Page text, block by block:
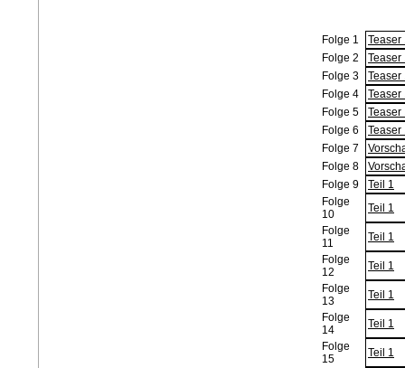
Folge 1
Teaser
Folge 2
Teaser
Folge 3
Teaser
Folge 4
Teaser
Folge 5
Teaser
Folge 6
Teaser
Folge 7
Folge 8
Folge 9
Teil 1
Folge
10
Teil 1
Folge
11
Teil 1
Folge
12
Teil 1
Folge
13
Teil 1
Folge
14
Teil 1
Folge
15
Teil 1